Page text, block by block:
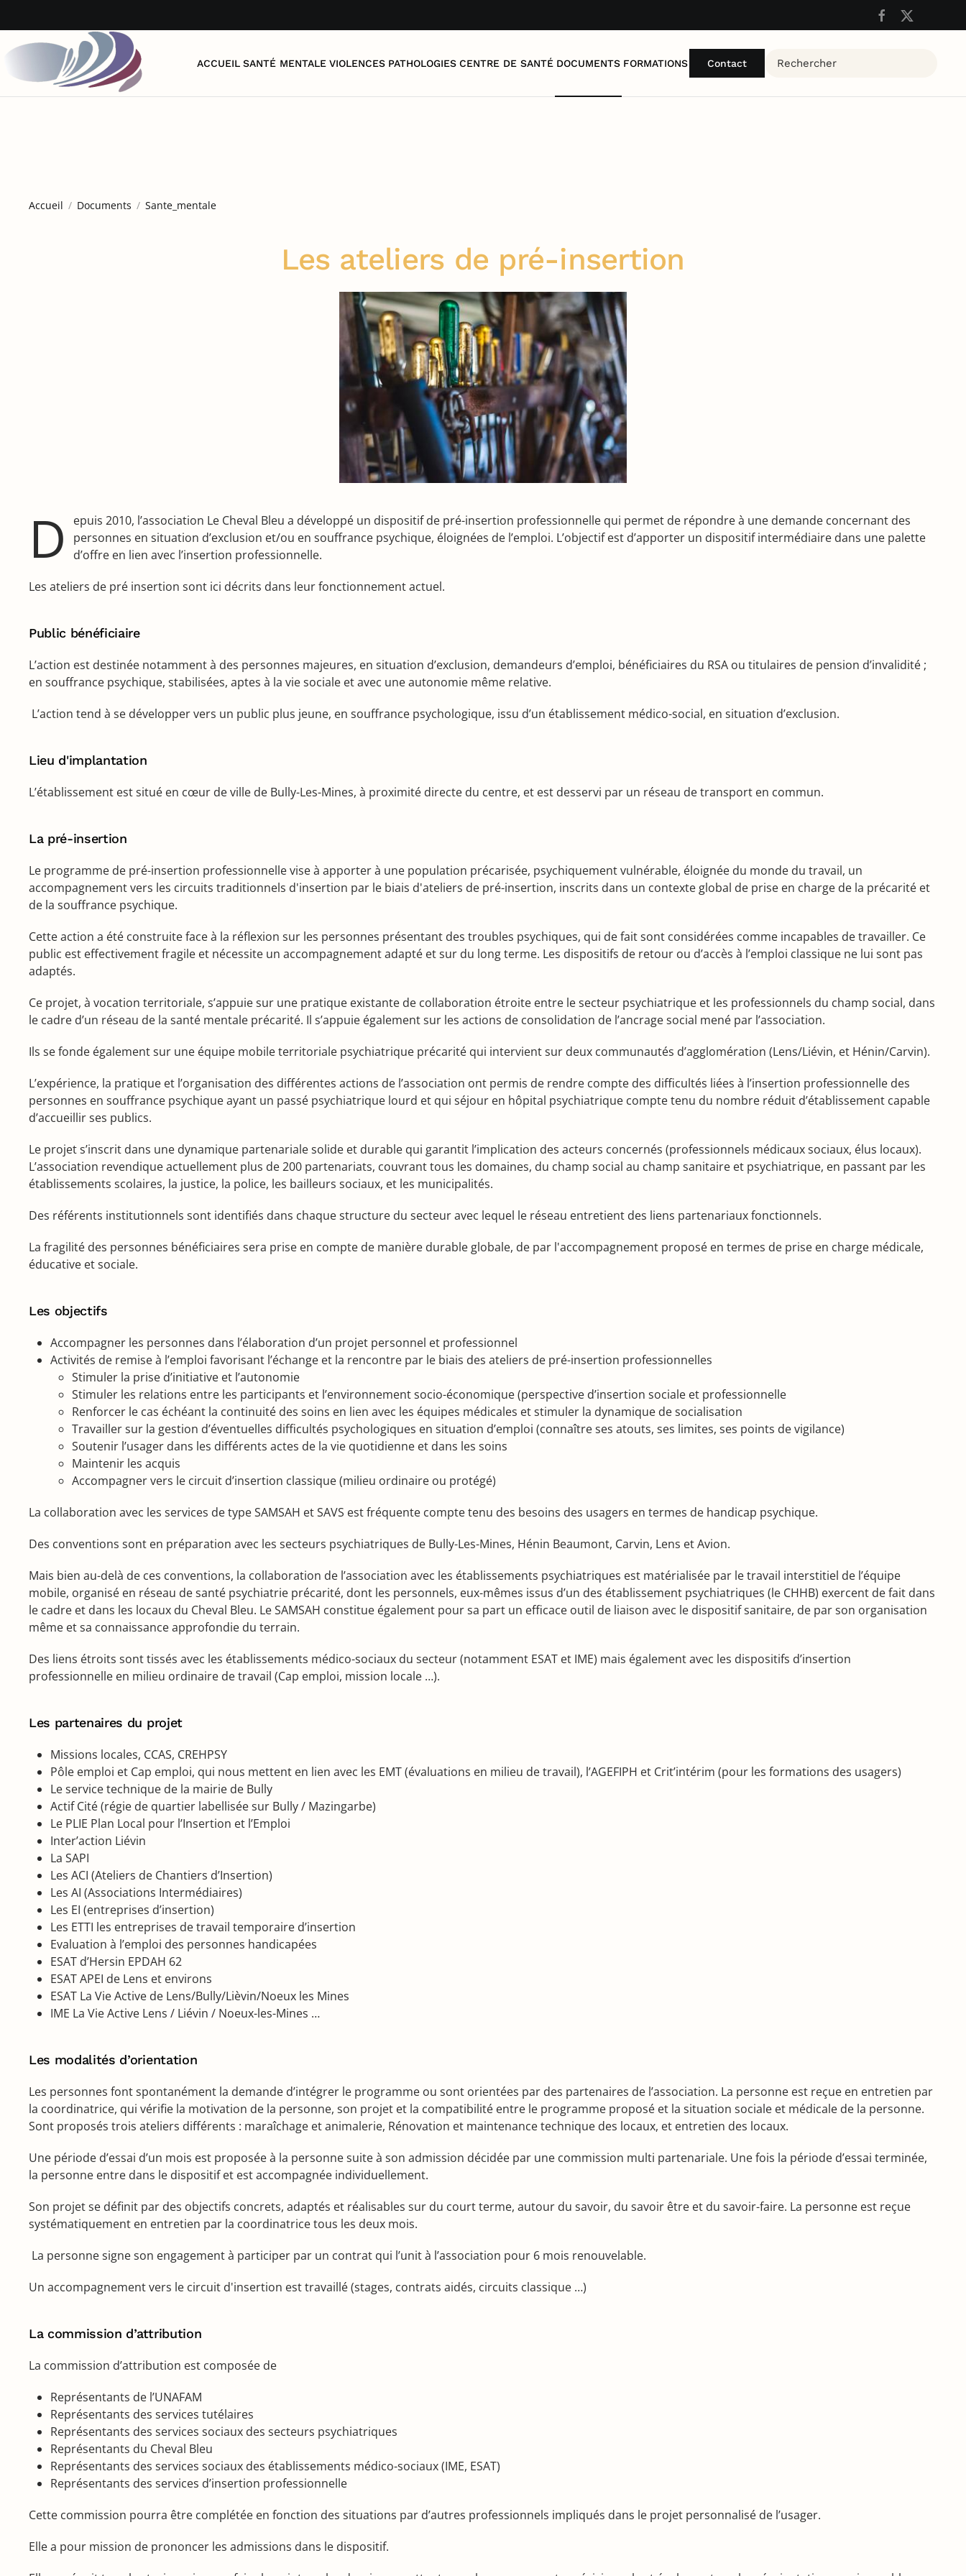
Accéder au contenu principal
ACCUEIL SANTÉ MENTALE VIOLENCES PATHOLOGIES CENTRE DE SANTÉ DOCUMENTS FORMATIONS Contact
Accueil Documents Sante_mentale
Les ateliers de pré-insertion
D
epuis 2010, l’association Le Cheval Bleu a développé un dispositif de pré-insertion professionnelle qui permet de répondre à une demande concernant des
personnes en situation d’exclusion et/ou en souffrance psychique, éloignées de l’emploi. L’objectif est d’apporter un dispositif intermédiaire dans une palette
d’offre en lien avec l’insertion professionnelle.
Les ateliers de pré insertion sont ici décrits dans leur fonctionnement actuel.
Public bénéficiaire
L’action est destinée notamment à des personnes majeures, en situation d’exclusion, demandeurs d’emploi, bénéficiaires du RSA ou titulaires de pension d’invalidité ;
en souffrance psychique, stabilisées, aptes à la vie sociale et avec une autonomie même relative.
L’action tend à se développer vers un public plus jeune, en souffrance psychologique, issu d’un établissement médico-social, en situation d’exclusion.
Lieu d'implantation
L’établissement est situé en cœur de ville de Bully-Les-Mines, à proximité directe du centre, et est desservi par un réseau de transport en commun.
La pré-insertion
Le programme de pré-insertion professionnelle vise à apporter à une population précarisée, psychiquement vulnérable, éloignée du monde du travail, un
accompagnement vers les circuits traditionnels d'insertion par le biais d'ateliers de pré-insertion, inscrits dans un contexte global de prise en charge de la précarité et
de la souffrance psychique.
Cette action a été construite face à la réflexion sur les personnes présentant des troubles psychiques, qui de fait sont considérées comme incapables de travailler. Ce
public est effectivement fragile et nécessite un accompagnement adapté et sur du long terme. Les dispositifs de retour ou d’accès à l’emploi classique ne lui sont pas
adaptés.
Ce projet, à vocation territoriale, s’appuie sur une pratique existante de collaboration étroite entre le secteur psychiatrique et les professionnels du champ social, dans
le cadre d’un réseau de la santé mentale précarité. Il s’appuie également sur les actions de consolidation de l’ancrage social mené par l’association.
Ils se fonde également sur une équipe mobile territoriale psychiatrique précarité qui intervient sur deux communautés d’agglomération (Lens/Liévin, et Hénin/Carvin).
L’expérience, la pratique et l’organisation des différentes actions de l’association ont permis de rendre compte des difficultés liées à l’insertion professionnelle des
personnes en souffrance psychique ayant un passé psychiatrique lourd et qui séjour en hôpital psychiatrique compte tenu du nombre réduit d’établissement capable
d’accueillir ses publics.
Le projet s’inscrit dans une dynamique partenariale solide et durable qui garantit l’implication des acteurs concernés (professionnels médicaux sociaux, élus locaux).
L’association revendique actuellement plus de 200 partenariats, couvrant tous les domaines, du champ social au champ sanitaire et psychiatrique, en passant par les
établissements scolaires, la justice, la police, les bailleurs sociaux, et les municipalités.
Des référents institutionnels sont identifiés dans chaque structure du secteur avec lequel le réseau entretient des liens partenariaux fonctionnels.
La fragilité des personnes bénéficiaires sera prise en compte de manière durable globale, de par l'accompagnement proposé en termes de prise en charge médicale,
éducative et sociale.
Les objectifs
Accompagner les personnes dans l’élaboration d’un projet personnel et professionnel
Activités de remise à l’emploi favorisant l’échange et la rencontre par le biais des ateliers de pré-insertion professionnelles
Stimuler la prise d’initiative et l’autonomie
Stimuler les relations entre les participants et l’environnement socio-économique (perspective d’insertion sociale et professionnelle
Renforcer le cas échéant la continuité des soins en lien avec les équipes médicales et stimuler la dynamique de socialisation
Travailler sur la gestion d’éventuelles difficultés psychologiques en situation d’emploi (connaître ses atouts, ses limites, ses points de vigilance)
Soutenir l’usager dans les différents actes de la vie quotidienne et dans les soins
Maintenir les acquis
Accompagner vers le circuit d’insertion classique (milieu ordinaire ou protégé)
La collaboration avec les services de type SAMSAH et SAVS est fréquente compte tenu des besoins des usagers en termes de handicap psychique.
Des conventions sont en préparation avec les secteurs psychiatriques de Bully-Les-Mines, Hénin Beaumont, Carvin, Lens et Avion.
Mais bien au-delà de ces conventions, la collaboration de l’association avec les établissements psychiatriques est matérialisée par le travail interstitiel de l’équipe
mobile, organisé en réseau de santé psychiatrie précarité, dont les personnels, eux-mêmes issus d’un des établissement psychiatriques (le CHHB) exercent de fait dans
le cadre et dans les locaux du Cheval Bleu. Le SAMSAH constitue également pour sa part un efficace outil de liaison avec le dispositif sanitaire, de par son organisation
même et sa connaissance approfondie du terrain.
Des liens étroits sont tissés avec les établissements médico-sociaux du secteur (notamment ESAT et IME) mais également avec les dispositifs d’insertion
professionnelle en milieu ordinaire de travail (Cap emploi, mission locale …).
Les partenaires du projet
Missions locales, CCAS, CREHPSY
Pôle emploi et Cap emploi, qui nous mettent en lien avec les EMT (évaluations en milieu de travail), l’AGEFIPH et Crit’intérim (pour les formations des usagers)
Le service technique de la mairie de Bully
Actif Cité (régie de quartier labellisée sur Bully / Mazingarbe)
Le PLIE Plan Local pour l’Insertion et l’Emploi
Inter’action Liévin
La SAPI
Les ACI (Ateliers de Chantiers d’Insertion)
Les AI (Associations Intermédiaires)
Les EI (entreprises d’insertion)
Les ETTI les entreprises de travail temporaire d’insertion
Evaluation à l’emploi des personnes handicapées
ESAT d’Hersin EPDAH 62
ESAT APEI de Lens et environs
ESAT La Vie Active de Lens/Bully/Lièvin/Noeux les Mines
IME La Vie Active Lens / Liévin / Noeux-les-Mines …
Les modalités d’orientation
Les personnes font spontanément la demande d’intégrer le programme ou sont orientées par des partenaires de l’association. La personne est reçue en entretien par
la coordinatrice, qui vérifie la motivation de la personne, son projet et la compatibilité entre le programme proposé et la situation sociale et médicale de la personne.
Sont proposés trois ateliers différents : maraîchage et animalerie, Rénovation et maintenance technique des locaux, et entretien des locaux.
Une période d’essai d’un mois est proposée à la personne suite à son admission décidée par une commission multi partenariale. Une fois la période d’essai terminée,
la personne entre dans le dispositif et est accompagnée individuellement.
Son projet se définit par des objectifs concrets, adaptés et réalisables sur du court terme, autour du savoir, du savoir être et du savoir-faire. La personne est reçue
systématiquement en entretien par la coordinatrice tous les deux mois.
La personne signe son engagement à participer par un contrat qui l’unit à l’association pour 6 mois renouvelable.
Un accompagnement vers le circuit d'insertion est travaillé (stages, contrats aidés, circuits classique …)
La commission d’attribution
La commission d’attribution est composée de
Représentants de l’UNAFAM
Représentants des services tutélaires
Représentants des services sociaux des secteurs psychiatriques
Représentants du Cheval Bleu
Représentants des services sociaux des établissements médico-sociaux (IME, ESAT)
Représentants des services d’insertion professionnelle
Cette commission pourra être complétée en fonction des situations par d’autres professionnels impliqués dans le projet personnalisé de l’usager.
Elle a pour mission de prononcer les admissions dans le dispositif.